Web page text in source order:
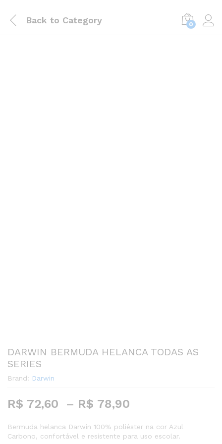
Back to Category 0
DARWIN BERMUDA HELANCA TODAS AS
SERIES
Brand: Darwin
R$ 72,60 – R$ 78,90
preço:
R$ 72,60
Bermuda helanca Darwin 100% poliéster na cor Azul
Carbono, confortável e resistente para uso escolar.